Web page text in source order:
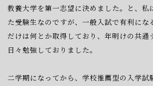
教養大学を第一志望に決めました。
と、私
た受験生なのですが、 一般入試で有利にな
だけは何とか取得しており、 年明けの共通
日々勉強しておりました。
二学期になってから、学校推薦型の入学試